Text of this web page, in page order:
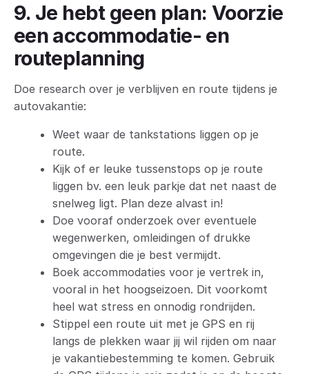
9. Je hebt geen plan: Voorzie
een accommodatie- en
routeplanning
Doe research over je verblijven en route tijdens je
autovakantie:
Weet waar de tankstations liggen op je
route.
Kijk of er leuke tussenstops op je route
liggen bv. een leuk parkje dat net naast de
snelweg ligt. Plan deze alvast in!
Doe vooraf onderzoek over eventuele
wegenwerken, omleidingen of drukke
omgevingen die je best vermijdt.
Boek accommodaties voor je vertrek in,
vooral in het hoogseizoen. Dit voorkomt
heel wat stress en onnodig rondrijden.
Stippel een route uit met je GPS en rij
langs de plekken waar jij wil rijden om naar
je vakantiebestemming te komen. Gebruik